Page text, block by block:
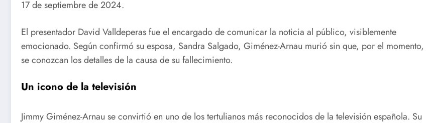
17 de septiembre de 2024.
El presentador David Valldeperas fue el encargado de comunicar la noticia al público, visiblemente
emocionado. Según confirmó su esposa, Sandra Salgado, Giménez-Arnau murió sin que, por el momento,
se conozcan los detalles de la causa de su fallecimiento.
Un icono de la televisión
Jimmy Giménez-Arnau se convirtió en uno de los tertulianos más reconocidos de la televisión española. Su